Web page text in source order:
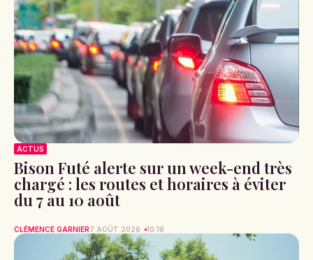
ACTUS
Bison Futé alerte sur un week-end très
chargé : les routes et horaires à éviter
du 7 au 10 août
CLÉMENCE GARNIER7 AOÛT 2026 10:18